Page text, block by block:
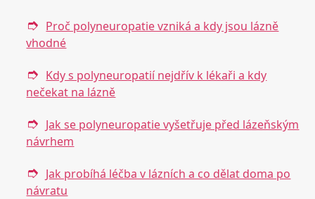
Proč polyneuropatie vzniká a kdy jsou lázně
vhodné
Kdy s polyneuropatií nejdřív k lékaři a kdy
nečekat na lázně
Jak se polyneuropatie vyšetřuje před lázeňským
návrhem
Jak probíhá léčba v lázních a co dělat doma po
návratu